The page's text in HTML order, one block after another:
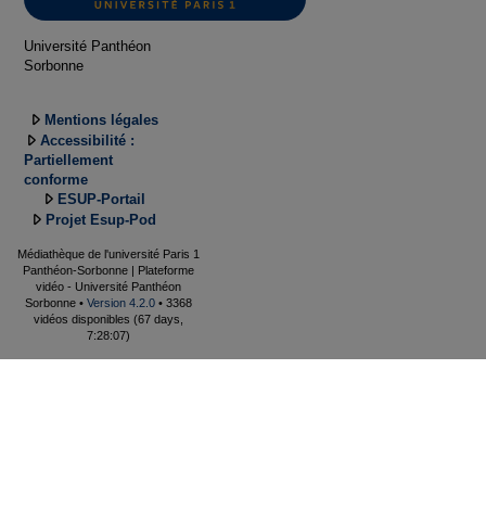
Université Panthéon
Sorbonne
Mentions légales
Accessibilité :
Partiellement
conforme
ESUP-Portail
Projet Esup-Pod
Médiathèque de l'université Paris 1
Panthéon-Sorbonne | Plateforme
vidéo - Université Panthéon
Sorbonne • Version 4.2.0 • 3368
vidéos disponibles (67 days,
7:28:07)